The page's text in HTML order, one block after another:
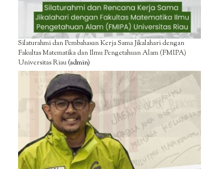
Silaturahmi dan Pembahasan Kerja Sama Jikalahari dengan
Fakultas Matematika dan Ilmu Pengetahuan Alam (FMIPA)
Universitas Riau(admin)